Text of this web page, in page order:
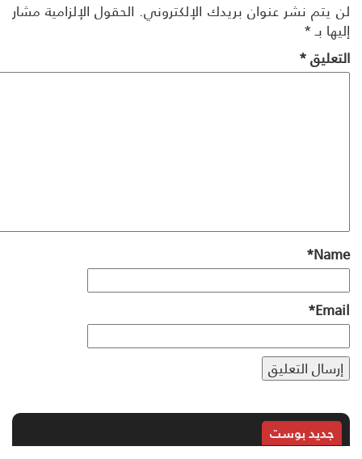
يتم نشر عنوان بريدك الإلكتروني. الحقول الإلزامية مشار
بـ*
*
*
*
جديد بوست